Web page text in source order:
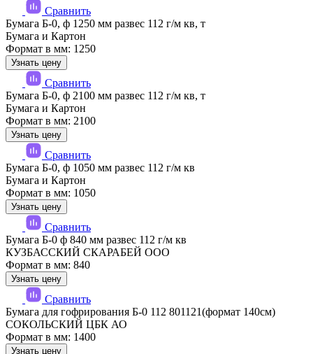
Сравнить
Бумага Б-0, ф 1250 мм развес 112 г/м кв, т
Бумага и Картон
Формат в мм: 1250
Узнать цену
Сравнить
Бумага Б-0, ф 2100 мм развес 112 г/м кв, т
Бумага и Картон
Формат в мм: 2100
Узнать цену
Сравнить
Бумага Б-0, ф 1050 мм развес 112 г/м кв
Бумага и Картон
Формат в мм: 1050
Узнать цену
Сравнить
Бумага Б-0 ф 840 мм развес 112 г/м кв
КУЗБАССКИЙ СКАРАБЕЙ ООО
Формат в мм: 840
Узнать цену
Сравнить
Бумага для гофрирования Б-0 112 801121(формат 140см)
СОКОЛЬСКИЙ ЦБК АО
Формат в мм: 1400
Узнать цену